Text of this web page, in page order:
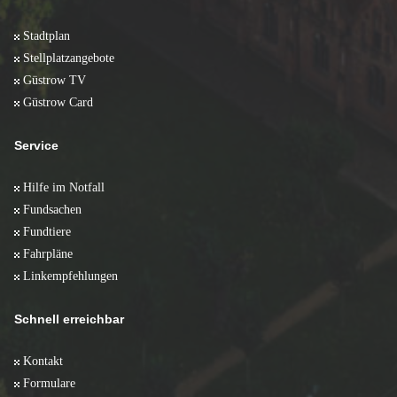
Stadtplan
Stellplatzangebote
Güstrow TV
Güstrow Card
Service
Hilfe im Notfall
Fundsachen
Fundtiere
Fahrpläne
Linkempfehlungen
Schnell erreichbar
Kontakt
Formulare